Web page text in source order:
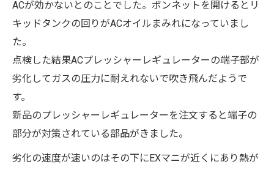
ACが効かないとのことでした。ボンネットを開けるとリ
キッドタンクの回りがACオイルまみれになっていまし
た。
点検した結果ACプレッシャーレギュレーターの端子部が
劣化してガスの圧力に耐えれないで吹き飛んだようで
す。
新品のプレッシャーレギュレーターを注文すると端子の
部分が対策されている部品がきました。
劣化の速度が速いのはその下にEXマニが近くにあり熱が